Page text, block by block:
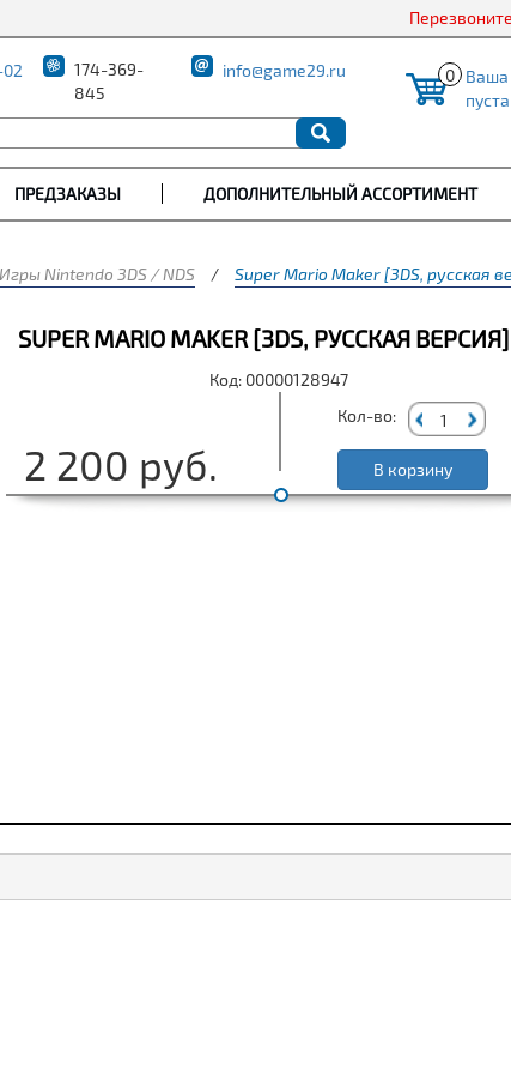
174-369-
845
info@game29.ru 0 Ваша
пуста
ПРЕДЗАКАЗЫ ДОПОЛНИТЕЛЬНЫЙ АССОРТИМЕНТ
Игры Nintendo 3DS / NDS / Super Mario Maker [3DS, русская
SUPER MARIO MAKER [3DS, РУССКАЯ ВЕРСИЯ]
Код: 00000128947
2 200 руб.
Кол-во:
В корзину